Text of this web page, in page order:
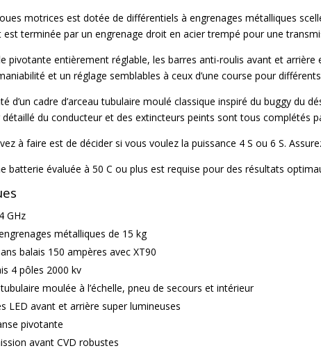
motrices est dotée de différentiels à engrenages métalliques
est terminée par un engrenage droit en acier trempé pour une
pivotante entièrement réglable, les barres anti-roulis avant et
et un réglage semblables à ceux d’une course pour
d’un cadre d’arceau tubulaire moulé classique inspiré du buggy du
du conducteur et des extincteurs peints sont tous complétés
à faire est de décider si vous voulez la puissance 4 S ou 6 S.
batterie évaluée à 50 C ou plus est requise pour des résultats
GHz
métalliques de 15 kg
balais 150 ampères avec XT90
4 pôles 2000 kv
moulée à l’échelle, pneu de secours et intérieur
LED avant et arrière super lumineuses
pivotante
avant CVD robustes